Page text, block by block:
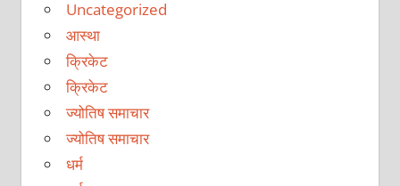
Uncategorized
आस्था
क्रिकेट
क्रिकेट
ज्योतिष समाचार
ज्योतिष समाचार
धर्म